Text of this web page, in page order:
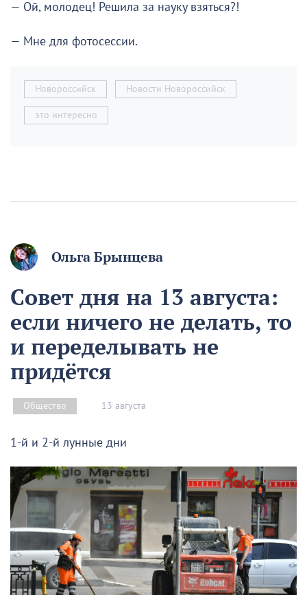
— Ой, молодец! Решила за науку взяться?!
— Мне для фотосессии.
Новороссийск Новости Новороссийск
это интересно
Ольга Брынцева
Совет дня на 13 августа:
если ничего не делать, то
и переделывать не
придётся
Общество 13 августа
1-й и 2-й лунные дни